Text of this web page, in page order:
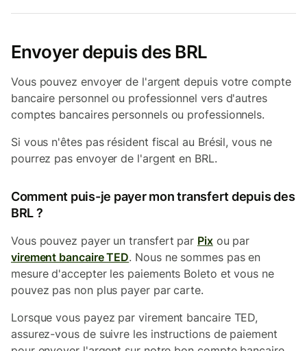
Envoyer depuis des BRL
Vous pouvez envoyer de l'argent depuis votre compte
bancaire personnel ou professionnel vers d'autres
comptes bancaires personnels ou professionnels.
Si vous n'êtes pas résident fiscal au Brésil, vous ne
pourrez pas envoyer de l'argent en BRL.
Comment puis-je payer mon transfert depuis des
BRL ?
Vous pouvez payer un transfert par Pixou par
virement bancaire TED. Nous ne sommes pas en
mesure d'accepter les paiements Boleto et vous ne
pouvez pas non plus payer par carte.
Lorsque vous payez par virement bancaire TED,
assurez-vous de suivre les instructions de paiement